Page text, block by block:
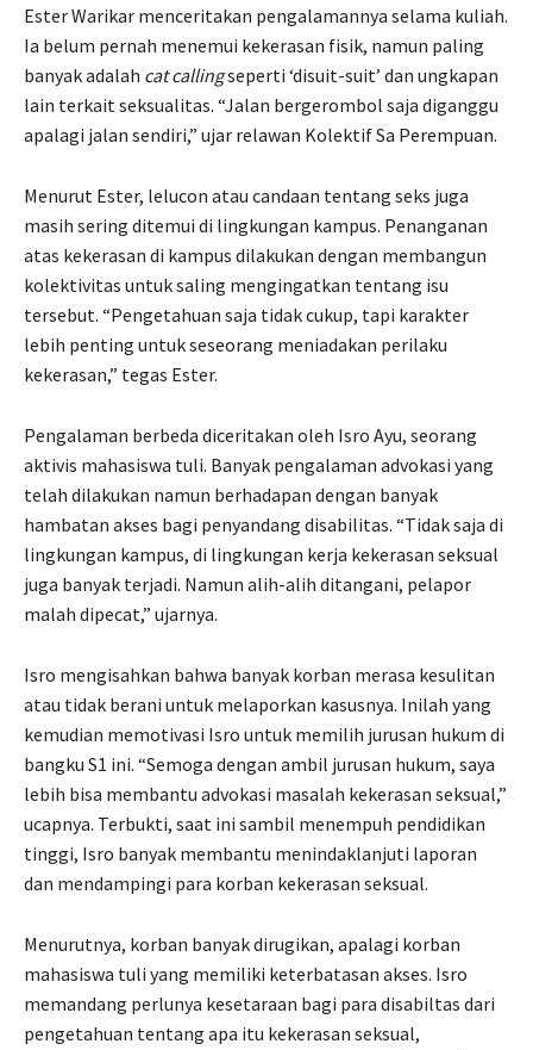
Ester Warikar menceritakan pengalamannya selama kuliah.
Ia belum pernah menemui kekerasan fisik, namun paling
banyak adalah cat callingseperti ‘disuit-suit’ dan ungkapan
lain terkait seksualitas. “Jalan bergerombol saja diganggu
apalagi jalan sendiri,” ujar relawan Kolektif Sa Perempuan.
Menurut Ester, lelucon atau candaan tentang seks juga
masih sering ditemui di lingkungan kampus. Penanganan
atas kekerasan di kampus dilakukan dengan membangun
kolektivitas untuk saling mengingatkan tentang isu
tersebut. “Pengetahuan saja tidak cukup, tapi karakter
lebih penting untuk seseorang meniadakan perilaku
kekerasan,” tegas Ester.
Pengalaman berbeda diceritakan oleh Isro Ayu, seorang
aktivis mahasiswa tuli. Banyak pengalaman advokasi yang
telah dilakukan namun berhadapan dengan banyak
hambatan akses bagi penyandang disabilitas. “Tidak saja di
lingkungan kampus, di lingkungan kerja kekerasan seksual
juga banyak terjadi. Namun alih-alih ditangani, pelapor
malah dipecat,” ujarnya.
Isro mengisahkan bahwa banyak korban merasa kesulitan
atau tidak berani untuk melaporkan kasusnya. Inilah yang
kemudian memotivasi Isro untuk memilih jurusan hukum di
bangku S1 ini. “Semoga dengan ambil jurusan hukum, saya
lebih bisa membantu advokasi masalah kekerasan seksual,”
ucapnya. Terbukti, saat ini sambil menempuh pendidikan
tinggi, Isro banyak membantu menindaklanjuti laporan
dan mendampingi para korban kekerasan seksual.
Menurutnya, korban banyak dirugikan, apalagi korban
mahasiswa tuli yang memiliki keterbatasan akses. Isro
memandang perlunya kesetaraan bagi para disabiltas dari
pengetahuan tentang apa itu kekerasan seksual,